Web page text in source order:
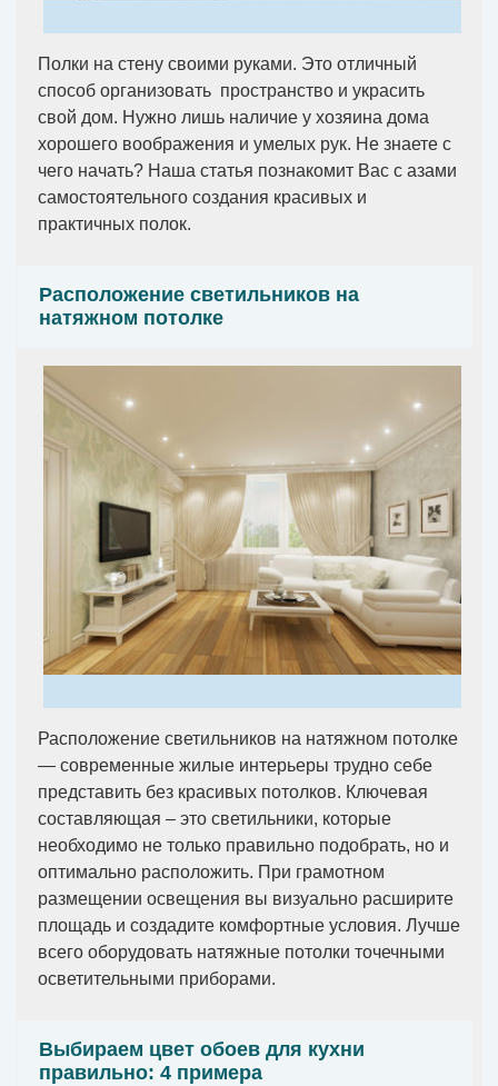
Полки на стену своими руками. Это отличный
способ организовать пространство и украсить
свой дом. Нужно лишь наличие у хозяина дома
хорошего воображения и умелых рук. Не знаете с
чего начать? Наша статья познакомит Вас с азами
самостоятельного создания красивых и
практичных полок.
Расположение светильников на
натяжном потолке
Расположение светильников на натяжном потолке
— современные жилые интерьеры трудно себе
представить без красивых потолков. Ключевая
составляющая – это светильники, которые
необходимо не только правильно подобрать, но и
оптимально расположить. При грамотном
размещении освещения вы визуально расширите
площадь и создадите комфортные условия. Лучше
всего оборудовать натяжные потолки точечными
осветительными приборами.
Выбираем цвет обоев для кухни
правильно: 4 примера